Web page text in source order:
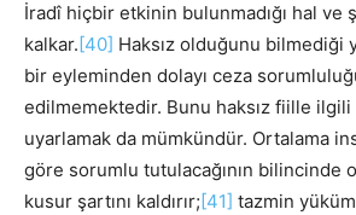
İradî hiçbir etkinin bulunmadığı hal ve
kalkar. [40] Haksız olduğunu bilmediği
bir eyleminden dolayı ceza
edilmemektedir. Bunu haksız fiille
uyarlamak da mümkündür. Ortalama
göre sorumlu tutulacağının bilincinde
kusur şartını kaldırır; [41] tazmin